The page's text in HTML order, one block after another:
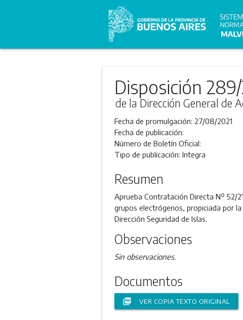
Disposición 289/
de la Dirección General de
Fecha de promulgación: 27/08/2021
Fecha de publicación:
Número de Boletín Oficial:
Tipo de publicación: Integra
Resumen
Aprueba Contratación Directa Nº 52/
grupos electrógenos, propiciada por
Dirección Seguridad de Islas.
Observaciones
Sin observaciones.
Documentos
picture_as_pdf VER COPIA TEXTO ORIGINAL